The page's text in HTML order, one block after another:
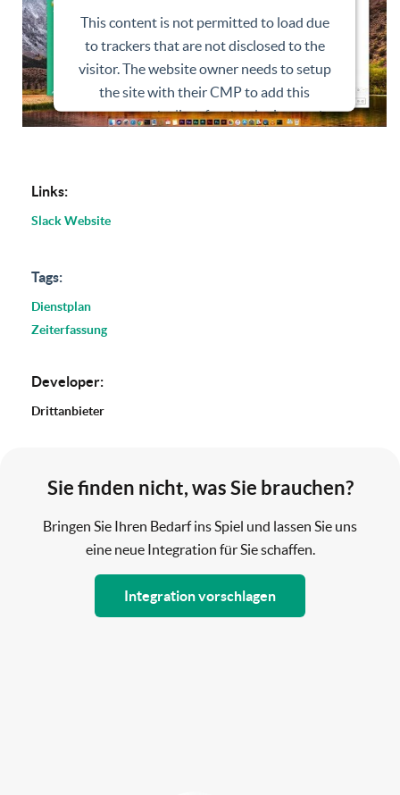
This content is not permitted to load due
to trackers that are not disclosed to the
visitor. The website owner needs to setup
the site with their CMP to add this
content to the list of technologies used.
Links:
Slack Website
Tags:
Dienstplan
Zeiterfassung
Developer:
Drittanbieter
Sie finden nicht, was Sie brauchen?
Bringen Sie Ihren Bedarf ins Spiel und lassen Sie uns
eine neue Integration für Sie schaffen.
Integration vorschlagen